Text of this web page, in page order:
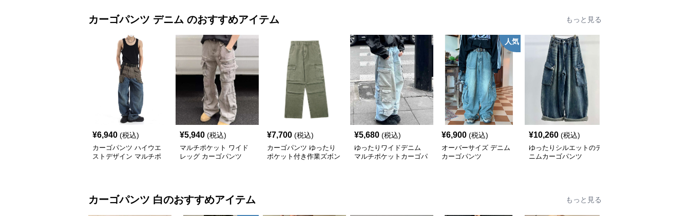
カーゴパンツ デニム のおすすめアイテム もっと見る
¥6,940 (税込)
カーゴパンツ ハイウエ
ストデザイン マルチポ
¥5,940 (税込)
マルチポケット ワイド
レッグ カーゴパンツ
¥7,700 (税込)
カーゴパンツ ゆったり
ポケット付き作業ズボン
¥5,680 (税込)
ゆったりワイドデニム
マルチポケットカーゴパ
人気
¥6,900 (税込)
オーバーサイズ デニム
カーゴパンツ
¥10,260 (税込)
ゆったりシルエットのデ
ニムカーゴパンツ
カーゴパンツ 白のおすすめアイテム もっと見る